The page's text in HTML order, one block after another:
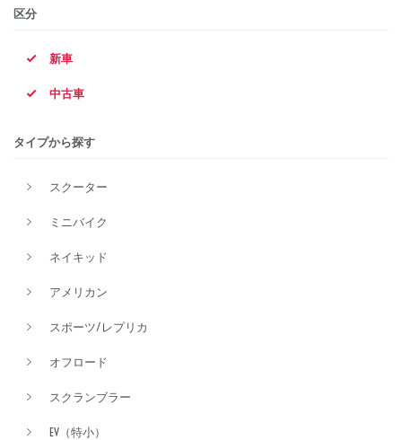
区分
新車
中古車
タイプから探す
スクーター
ミニバイク
ネイキッド
アメリカン
スポーツ/レプリカ
オフロード
スクランブラー
EV（特小）
タイプ
価格